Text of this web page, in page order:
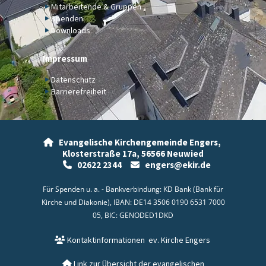
Mitarbeitende & Gruppen
Spenden
Downloads
Impressum
Datenschutz
Barrierefreiheit

Evangelische Kirchengemeinde Engers,
Klosterstraße 17a, 56566 Neuwied
02622 2344 engers@ekir.de
Für Spenden u. a. - Bankverbindung: KD Bank (Bank für
Kirche und Diakonie), IBAN: DE14 3506 0190 6531 7000
05, BIC: GENODED1DKD
Kontaktinformationen ev. Kirche Engers
Link zur Übersicht der evangelischen